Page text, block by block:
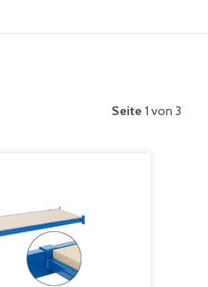
Seite 1 von 3